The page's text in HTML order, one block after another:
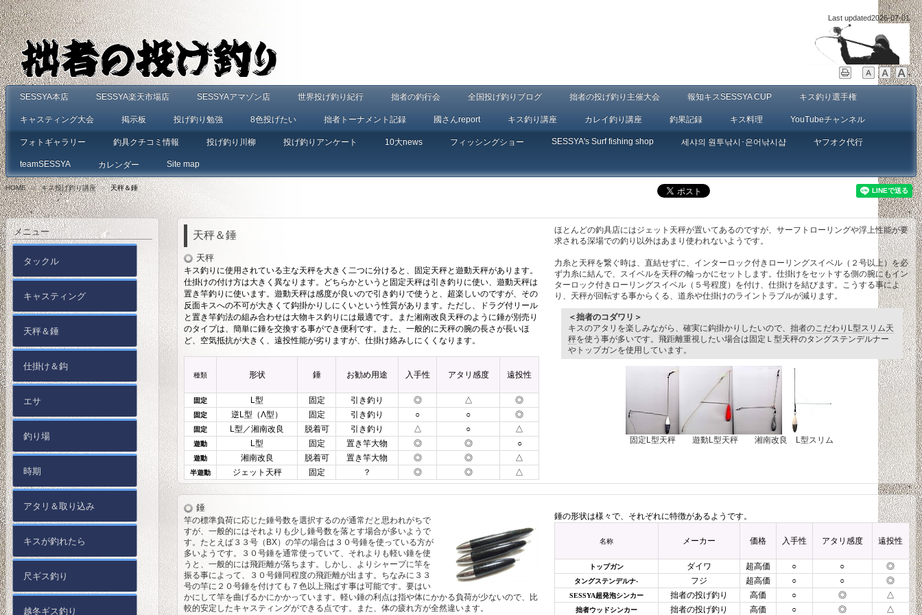
Last updated2026-07-01
SESSYA本店 SESSYA楽天市場店 SESSYAアマゾン店 世界投げ釣り紀行 拙者の釣行会 全国投げ釣りブログ 拙者の投げ釣り主催大会 報知キスSESSYA CUP キス釣り選手権
キャスティング大会 掲示板 投げ釣り勉強 8色投げたい 拙者トーナメント記録 國さんreport キス釣り講座 カレイ釣り講座 釣果記録 キス料理 YouTubeチャンネル
フォトギャラリー 釣具クチコミ情報 投げ釣り川柳 投げ釣りアンケート 10大news フィッシングショー SESSYA's Surf fishing shop 세샤의 원투낚시･은어낚시샵 ヤフオク代行
teamSESSYA カレンダー Site map
HOME > キス投げ釣り講座 > 天秤＆錘
天秤＆錘
天秤
キス釣りに使用されている主な天秤を大きく二つに分けると、固定天秤と遊動天秤があります。
仕掛けの付け方は大きく異なります。どちらかというと固定天秤は引き釣りに使い、遊動天秤は
置き竿釣りに使います。遊動天秤は感度が良いので引き釣りで使うと、超楽しいのですが、その
反面キスへの不可が大きくて鈎掛かりしにくいという性質があります。ただし、ドラグ付リール
と置き竿釣法の組み合わせは大物キス釣りには最適です。また湘南改良天秤のように錘が別売り
のタイプは、簡単に錘を交換する事ができ便利です。また、一般的に天秤の腕の長さが長いほ
ど、空気抵抗が大きく、遠投性能が劣りますが、仕掛け絡みしにくくなります。
種類 形状 錘 お勧め用途 入手性 アタリ感度 遠投性
固定 L型 固定 引き釣り ◎ △ ◎
固定 逆L型（Λ型） 固定 引き釣り ○ ○ ◎
固定 L型／湘南改良 脱着可 引き釣り △ ○ △
遊動 L型 固定 置き竿大物 ◎ ◎ ○
遊動 湘南改良 脱着可 置き竿大物 ◎ ◎ △
半遊動 ジェット天秤 固定 ？ ◎ ◎ △
ほとんどの釣具店にはジェット天秤が置いてあるのですが、サーフトローリングや浮上性能が要
求される深場での釣り以外はあまり使われないようです。
力糸と天秤を繋ぐ時は、直結せずに、インターロック付きローリングスイベル（２号以上）を必
ず力糸に結んで、スイベルを天秤の輪っかにセットします。仕掛けをセットする側の腕にもイン
ターロック付きローリングスイベル（５号程度）を付け、仕掛けを結びます。こうする事によ
り、天秤が回転する事からくる、道糸や仕掛けのライントラブルが減ります。
＜拙者のコダワリ＞
キスのアタリを楽しみながら、確実に鈎掛かりしたいので、 拙者のこだわりL型スリム天
秤を使う事が多いです。飛距離重視したい場合は固定Ｌ型天秤のタングステンデルナー
やトップガンを使用しています。
固定L型天秤 遊動L型天秤 湘南改良 L型スリム
錘
竿の標準負荷に応じた錘号数を選択するのが通常だと思われがちで
すが、一般的にはそれよりも少し錘号数を落とす場合が多いようで
す。たとえば３３号（BX）の竿の場合は３０号錘を使っている方が
多いようです。３０号錘を通常使っていて、それよりも軽い錘を使
うと、一般的には飛距離が落ちます。しかし、よりシャープに竿を
振る事によって、３０号錘同程度の飛距離が出ます。ちなみに３３
号の竿に２０号錘を付けても７色以上飛ばす事は可能です。要はい
かにして竿を曲げるかにかかっています。軽い錘の利点は指や体にかかる負荷が少ないので、比
較的安定したキャスティングができる点です。また、体の疲れ方が全然違います。
錘の形状は様々で、それぞれに特徴があるようです。
名称 メーカー 価格 入手性 アタリ感度 遠投性
トップガン ダイワ 超高価 ○ ○ ◎
タングステンデルナ- フジ 超高価 ○ ○ ◎
SESSYA超発泡シンカー 拙者の投げ釣り 高価 ○ ◎ △
拙者ウッドシンカー 拙者の投げ釣り 高価 ○ ◎ △
メニュー
タックル
キャスティング
天秤＆錘
仕掛け＆鈎
エサ
釣り場
時期
アタリ＆取り込み
キスが釣れたら
尺ギス釣り
越冬ギス釣り